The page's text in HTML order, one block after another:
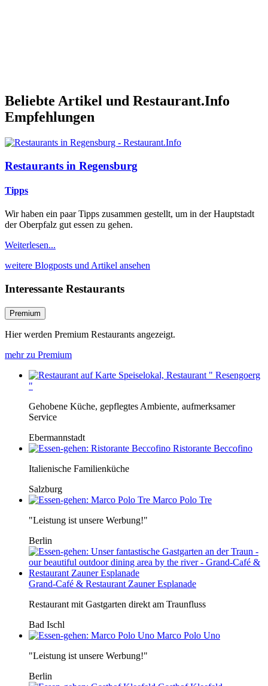
Beliebte Artikel und Restaurant.Info
Empfehlungen
Restaurants in Regensburg
Tipps
Wir haben ein paar Tipps zusammen gestellt, um in der Hauptstadt
der Oberpfalz gut essen zu gehen.
Weiterlesen...
weitere Blogposts und Artikel ansehen
Interessante Restaurants
Premium
Hier werden Premium Restaurants angezeigt.
mehr zu Premium
Speiselokal, Restaurant " Resengoerg
"
Gehobene Küche, gepflegtes Ambiente, aufmerksamer
Service
Ebermannstadt
Ristorante Beccofino
Italienische Familienküche
Salzburg
Marco Polo Tre
"Leistung ist unsere Werbung!"
Berlin
Grand-Café & Restaurant Zauner Esplanade
Restaurant mit Gastgarten direkt am Traunfluss
Bad Ischl
Marco Polo Uno
"Leistung ist unsere Werbung!"
Berlin